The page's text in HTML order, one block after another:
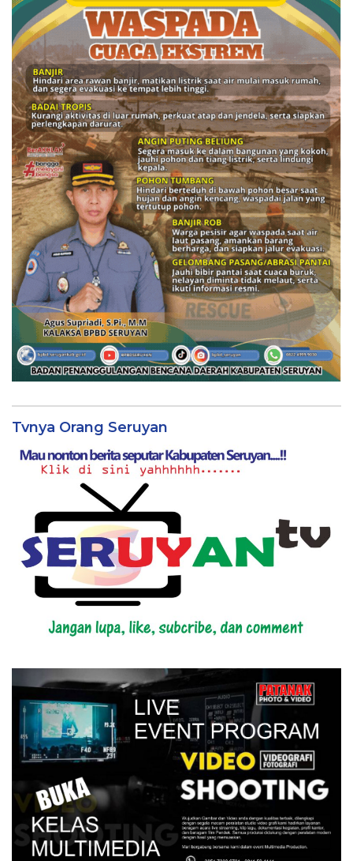
Tvnya Orang Seruyan